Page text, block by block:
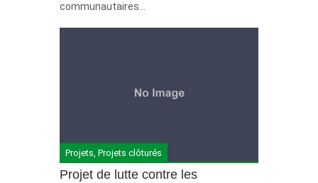
communautaires...
Projets, Projets clôturés
Projet de lutte contre les